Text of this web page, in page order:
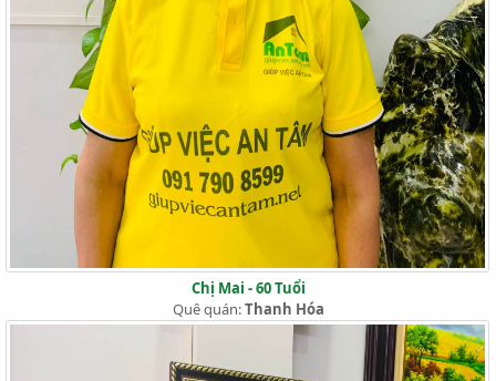
Chị Mai - 60 Tuổi
Quê quán:Thanh Hóa